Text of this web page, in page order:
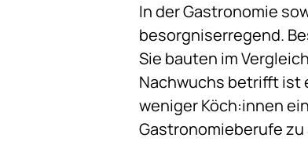
In der Gastronomie
besorgniserregend.
Sie bauten im
Nachwuchs betrifft ist
weniger Köch:innen
Gastronomieberufe